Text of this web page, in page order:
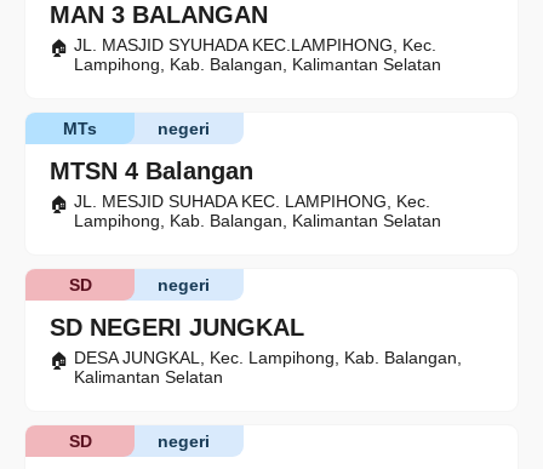
MAN 3 BALANGAN
JL. MASJID SYUHADA KEC.LAMPIHONG, Kec.
Lampihong, Kab. Balangan, Kalimantan Selatan
MTSN 4 Balangan
negeri
MTs
JL. MESJID SUHADA KEC. LAMPIHONG, Kec.
Lampihong, Kab. Balangan, Kalimantan Selatan
SD NEGERI JUNGKAL
negeri
SD
DESA JUNGKAL, Kec. Lampihong, Kab. Balangan,
Kalimantan Selatan
negeri
SD